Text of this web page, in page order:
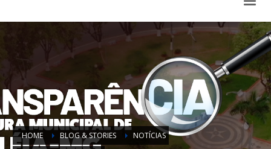
HOME BLOG & STORIES
NOTÍCIAS